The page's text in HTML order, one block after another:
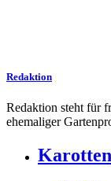
Redaktion
Redaktion steht für
ehemaliger
Karotten